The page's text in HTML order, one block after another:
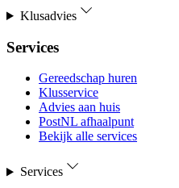
Klusadvies
Services
Gereedschap huren
Klusservice
Advies aan huis
PostNL afhaalpunt
Bekijk alle services
Services